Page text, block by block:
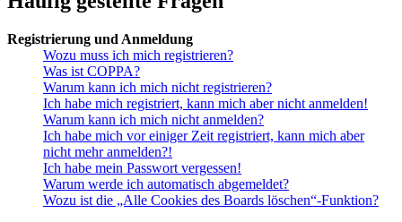
Registrierung und Anmeldung
Wozu muss ich mich registrieren?
Was ist COPPA?
Warum kann ich mich nicht registrieren?
Ich habe mich registriert, kann mich aber nicht anmelden!
Warum kann ich mich nicht anmelden?
Ich habe mich vor einiger Zeit registriert, kann mich aber
nicht mehr anmelden?!
Ich habe mein Passwort vergessen!
Warum werde ich automatisch abgemeldet?
Wozu ist die „Alle Cookies des Boards löschen“-Funktion?